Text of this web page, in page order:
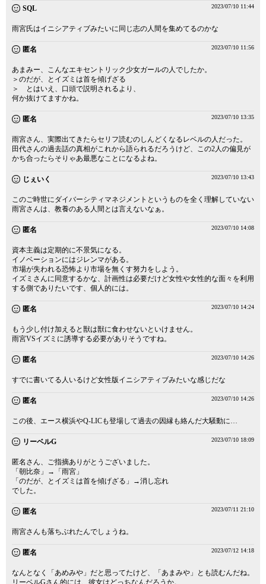
SQL 2023/07/10 11:44
雨宮氏はイニシアティブみたいに同じ志の人間を集めてるのかな
匿名 2023/07/10 11:56
あまみー、こんなエキセントリック少女ガールの人でしたか。
＞のだが、とイズミは首を傾げざる
＞ とはいえ、口頭で説明されるより、
何か抜けてますかね。
匿名 2023/07/10 13:35
雨宮さん、実際出てきたらセリフ読むのしんどくなるレベルの人だった。
田代さんの過去話の真相がこれから語られるだろうけど、この2人の偏見が
かち合ったらそりゃあ最悪なことになるよね。
じぇいく 2023/07/10 13:43
このご時世にダイバーシティマネジメントというものを全く理解していない
雨宮さんは、教養のある人間とは言えないなぁ。
匿名 2023/07/10 14:08
資本主義は定期的に不景気になる。
イノベーションにはジレンマがある。
市場が失われる恐怖より市場を無くす努力をしよう。
イズミさんに同意するかな、計画性は必要だけど女性や女性的な面々を利用
する側でありたいです、個人的には。
匿名 2023/07/10 14:24
もう少し付け加えると獣は獣に食わせないといけません。
雨宮VSイズミに誘導する必要がありそうですね。
匿名 2023/07/10 14:26
すでに書いてる人いるけど女性版イニシアティブみたいな感じだな
匿名 2023/07/10 14:26
この後、エース横浜やQ-LICも登場して過去の因縁も絡んだ大騒動に…
リーベルG 2023/07/10 18:09
匿名さん、ご指摘ありがとうございました。
「朝比奈」→「雨宮」
「のだが、とイズミは首を傾げざる」→消し忘れ
でした。
匿名 2023/07/11 21:10
雨宮さんも落ちぶれたんでしょうね。
匿名 2023/07/12 14:18
なんとなく「あめみや」だと思ってたけど、「あまみや」とも読むんだね。